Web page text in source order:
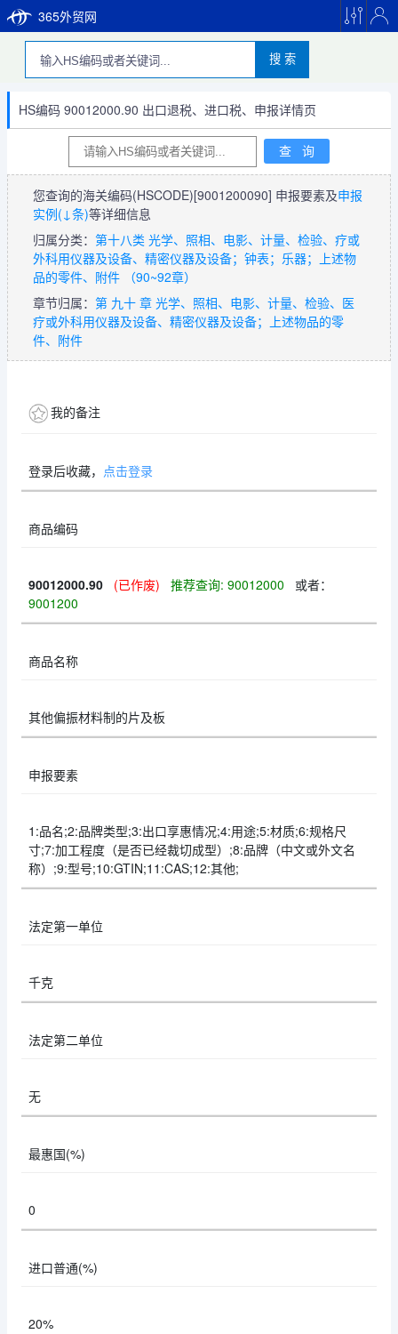
365外贸网
搜 索
HS编码 90012000.90 出口退税、进口税、申报详情页
您查询的海关编码(HSCODE)[9001200090] 申报要素及申报
实例(↓条)等详细信息
归属分类： 第十八类 光学、照相、电影、计量、检验、疗或
外科用仪器及设备、精密仪器及设备；钟表；乐器；上述物
品的零件、附件 （90~92章）
章节归属： 第 九十 章 光学、照相、电影、计量、检验、医
疗或外科用仪器及设备、精密仪器及设备；上述物品的零
件、附件
我的备注
登录后收藏， 点击登录
商品编码
90012000.90 (已作废) 推荐查询: 90012000 或者：
9001200
商品名称
其他偏振材料制的片及板
申报要素
1:品名;2:品牌类型;3:出口享惠情况;4:用途;5:材质;6:规格尺
寸;7:加工程度（是否已经裁切成型）;8:品牌（中文或外文名
称）;9:型号;10:GTIN;11:CAS;12:其他;
法定第一单位
千克
法定第二单位
无
最惠国(%)
0
进口普通(%)
20%